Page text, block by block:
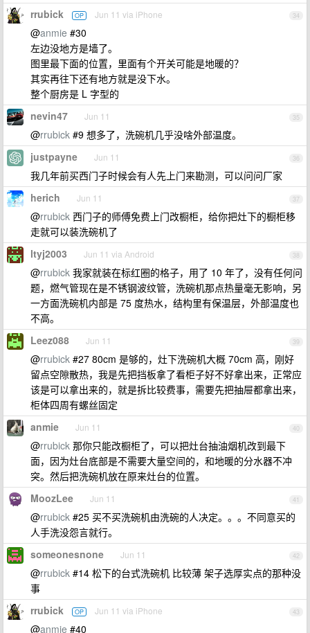
34
rrubick OP Jun 11 via iPhone
@anmie #30
左边没地方是墙了。
图里最下面的位置，里面有个开关可能是地暖的？
其实再往下还有地方就是没下水。
整个厨房是 L 字型的
35
nevin47 Jun 11
@rrubick #9 想多了，洗碗机几乎没啥外部温度。
36
justpayne Jun 11
我几年前买西门子时候会有人先上门来勘测，可以问问厂家
37
herich Jun 11
@rrubick 西门子的师傅免费上门改橱柜，给你把灶下的橱柜移
走就可以装洗碗机了
38
ltyj2003 Jun 11 via Android
@rrubick 我家就装在标红圈的格子，用了 10 年了，没有任何问
题，燃气管现在是不锈钢波纹管，洗碗机那点热量毫无影响，另
一方面洗碗机内部是 75 度热水，结构里有保温层，外部温度也
不高。
39
Leez088 Jun 11
@rrubick #27 80cm 是够的，灶下洗碗机大概 70cm 高，刚好
留点空隙散热，我是先把挡板拿了看柜子好不好拿出来，正常应
该是可以拿出来的，就是拆比较费事，需要先把抽屉都拿出来，
柜体四周有螺丝固定
40
anmie Jun 11
@rrubick 那你只能改橱柜了，可以把灶台抽油烟机改到最下
面，因为灶台底部是不需要大量空间的，和地暖的分水器不冲
突。然后把洗碗机放在原来灶台的位置。
41
MoozLee Jun 11
@rrubick #25 买不买洗碗机由洗碗的人决定。。。不同意买的
人手洗没怨言就行。
42
someonesnone Jun 11
@rrubick #14 松下的台式洗碗机 比较薄 架子选厚实点的那种没
事
43
rrubick OP Jun 11 via iPhone
@anmie #40